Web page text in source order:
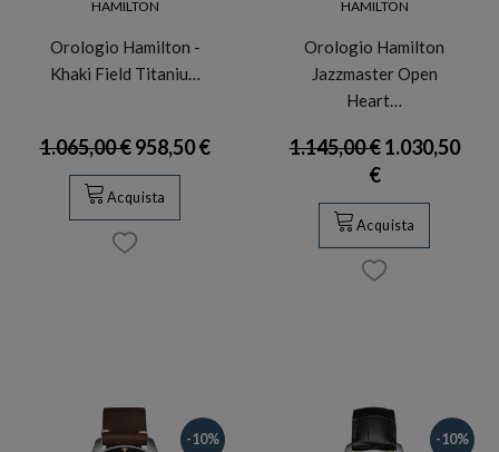
HAMILTON
Orologio Hamilton -
Khaki Field Titaniu…
1.065,00 €958,50 €
Acquista
HAMILTON
Orologio Hamilton
Jazzmaster Open
Heart…
1.145,00 €1.030,50
€
Acquista
-10% -10%